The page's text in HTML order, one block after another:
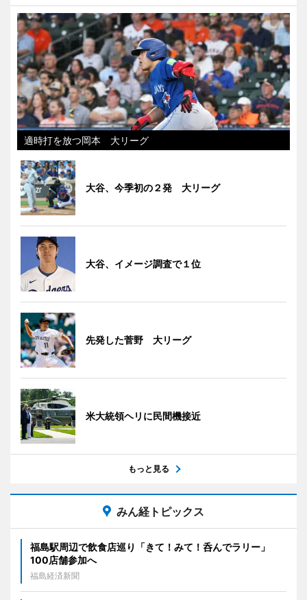
適時打を放つ岡本 大リーグ
大谷、今季初の２発 大リーグ
大谷、イメージ調査で１位
先発した菅野 大リーグ
米大統領ヘリに民間機接近
もっと見る
みん経トピックス
福島駅周辺で飲食店巡り「きて！みて！呑んでラリー」
100店舗参加へ
福島経済新聞